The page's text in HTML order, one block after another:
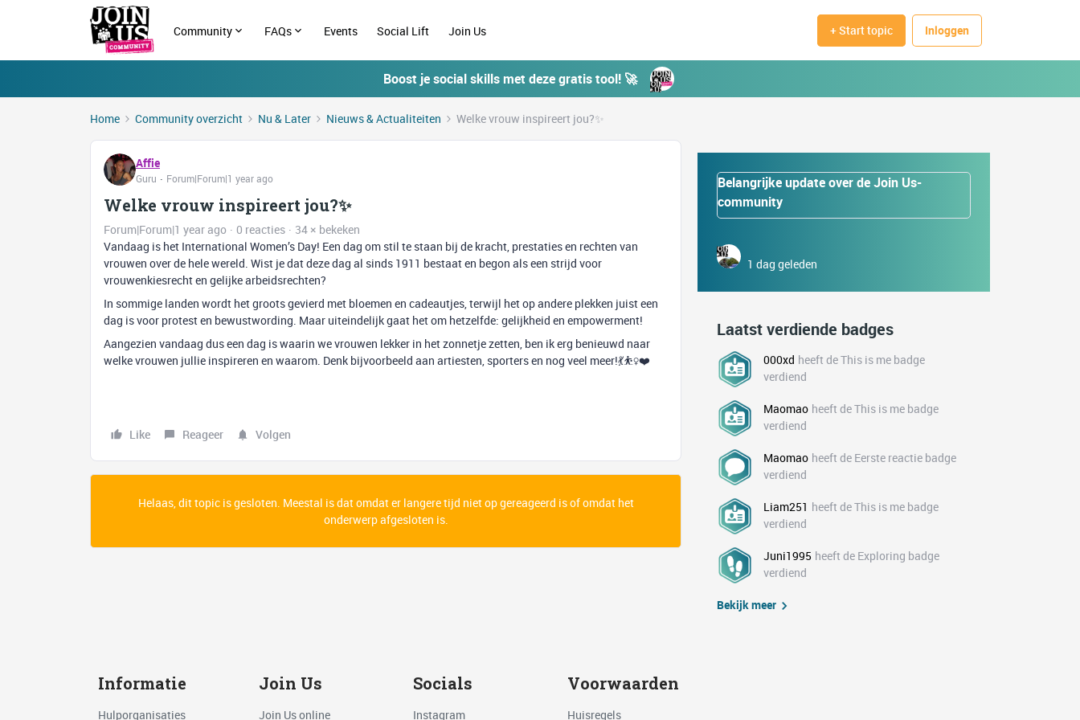
Community FAQs Events Social Lift Join Us + Start topic Inloggen
Boost je social skills met deze gratis tool! 🚀
Home Community overzicht Nu & Later Nieuws & Actualiteiten Welke vrouw inspireert jou?✨️
Affie
Guru Forum|Forum|1 year ago
Welke vrouw inspireert jou?✨️
Forum|Forum|1 year ago 0 reacties
34 × bekeken
Vandaag is het International Women’s Day! Een dag om stil te staan bij de kracht, prestaties en rechten van
vrouwen over de hele wereld. Wist je dat deze dag al sinds 1911 bestaat en begon als een strijd voor
vrouwenkiesrecht en gelijke arbeidsrechten?
In sommige landen wordt het groots gevierd met bloemen en cadeautjes, terwijl het op andere plekken juist een
dag is voor protest en bewustwording. Maar uiteindelijk gaat het om hetzelfde: gelijkheid en empowerment!
Aangezien vandaag dus een dag is waarin we vrouwen lekker in het zonnetje zetten, ben ik erg benieuwd naar
welke vrouwen jullie inspireren en waarom. Denk bijvoorbeeld aan artiesten, sporters en nog veel meer!💃⛹️‍♀️❤️
Like Reageer Volgen
Helaas, dit topic is gesloten. Meestal is dat omdat er langere tijd niet op gereageerd is of omdat het
onderwerp afgesloten is.
Belangrijke update over de Join Us-
community
1 dag geleden
Laatst verdiende badges
000xd heeft de This is me badge
verdiend
Maomao heeft de This is me badge
verdiend
Maomao heeft de Eerste reactie badge
verdiend
Liam251 heeft de This is me badge
verdiend
Juni1995 heeft de Exploring badge
verdiend
Bekijk meer
Informatie
Hulporganisaties
Join Us
Join Us online
Socials
Instagram
Voorwaarden
Huisregels